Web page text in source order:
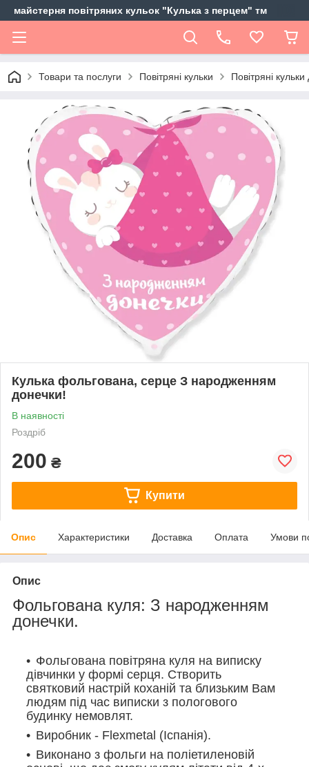
майстерня повітряних кульок "Кулька з перцем" тм
Товари та послуги Повітряні кульки Повітряні
Кулька фольгована, серце З народженням
донечки!
В наявності
Роздріб
200 ₴
Купити
Опис Характеристики Доставка Оплата Умови
Опис
Фольгована куля: З народженням
донечки.
Фольгована повітряна куля на виписку
дівчинки у формі серця. Створить
святковий настрій коханій та близьким Вам
людям під час виписки з пологового
будинку немовлят.
Виробник - Flexmetal (Іспанія).
Виконано з фольги на поліетиленовій